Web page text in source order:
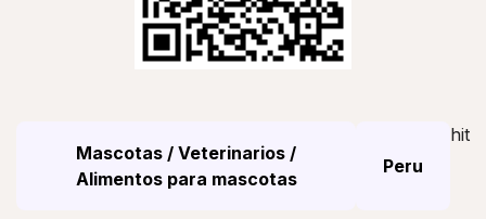
Mascotas / Veterinarios /
Alimentos para mascotas
Peru
hit